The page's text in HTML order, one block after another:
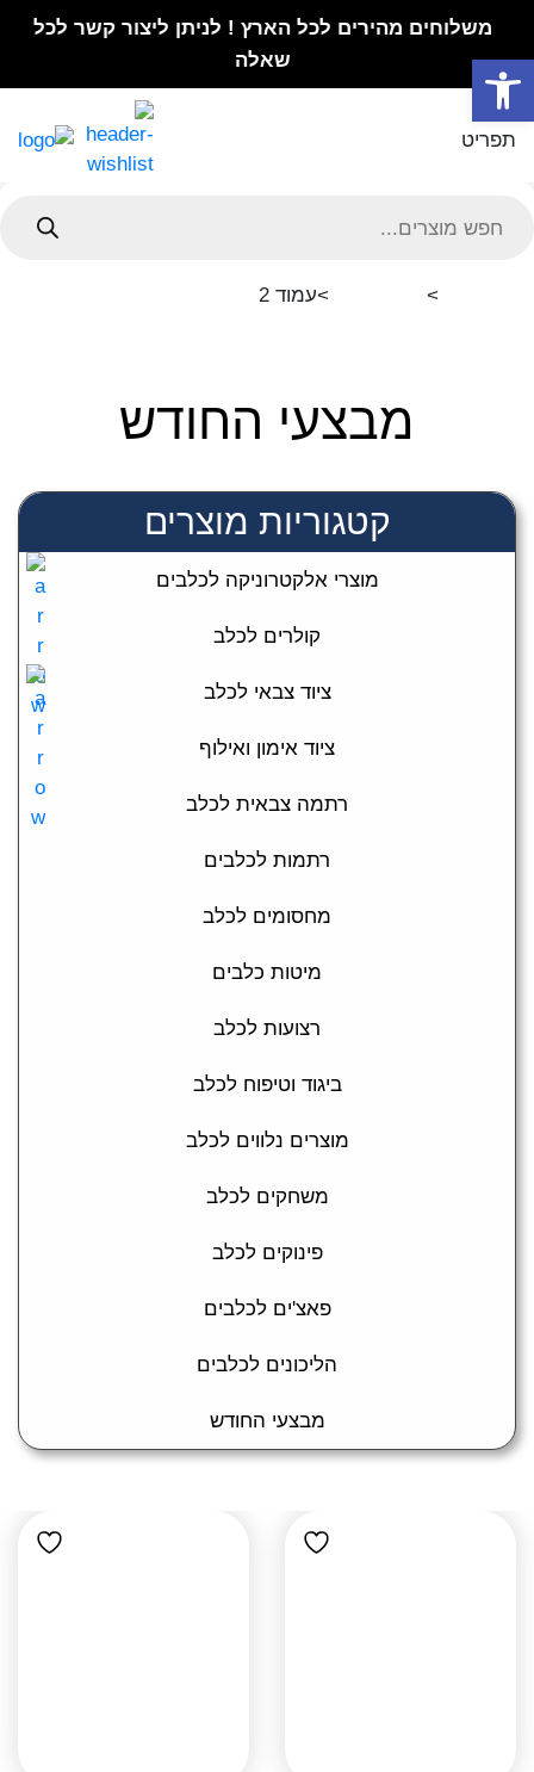
פתח סרגל נגישות
משלוחים מהירים לכל הארץ ! לניתן ליצור קשר לכל
שאלה
תפריט
search
> >עמוד 2
מבצעי החודש
קטגוריות מוצרים
מוצרי אלקטרוניקה לכלבים
קולרים לכלב
ציוד צבאי לכלב
ציוד אימון ואילוף
רתמה צבאית לכלב
רתמות לכלבים
מחסומים לכלב
מיטות כלבים
רצועות לכלב
ביגוד וטיפוח לכלב
מוצרים נלווים לכלב
משחקים לכלב
פינוקים לכלב
פאצ'ים לכלבים
הליכונים לכלבים
מבצעי החודש